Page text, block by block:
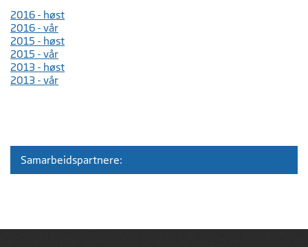
2016 - høst
2016 - vår
2015 - høst
2015 - vår
2013 - høst
2013 - vår
Samarbeidspartnere: